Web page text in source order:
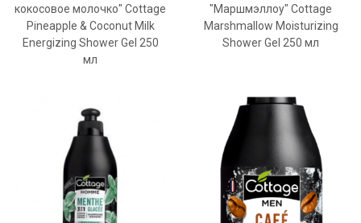
кокосовое молочко" Cottage
Pineapple & Coconut Milk
Energizing Shower Gel 250
мл
"Маршмэллоу" Cottage
Marshmallow Moisturizing
Shower Gel 250 мл